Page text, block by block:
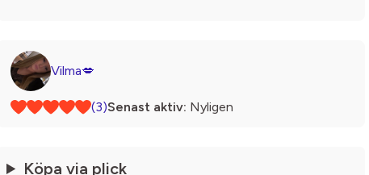
Vilma💋
(3)Senast aktiv: Nyligen
Köpa via plick